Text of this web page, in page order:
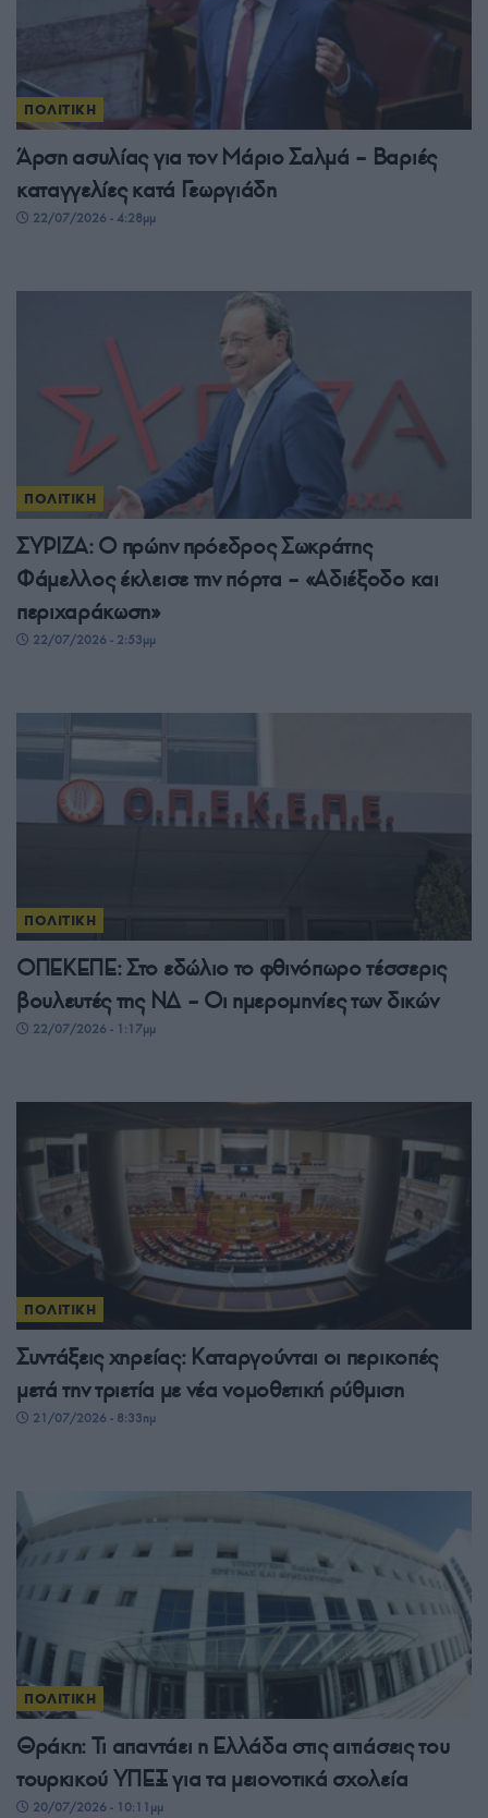
ΠΟΛΙΤΙΚΗ
Άρση ασυλίας για τον Μάριο Σαλμά – Βαριές
καταγγελίες κατά Γεωργιάδη
22/07/2026 - 4:28μμ
ΠΟΛΙΤΙΚΗ
ΣΥΡΙΖΑ: Ο πρώην πρόεδρος Σωκράτης
Φάμελλος έκλεισε την πόρτα – «Αδιέξοδο και
περιχαράκωση»
22/07/2026 - 2:53μμ
ΠΟΛΙΤΙΚΗ
ΟΠΕΚΕΠΕ: Στο εδώλιο το φθινόπωρο τέσσερις
βουλευτές της ΝΔ – Οι ημερομηνίες των δικών
22/07/2026 - 1:17μμ
ΠΟΛΙΤΙΚΗ
Συντάξεις χηρείας: Καταργούνται οι περικοπές
μετά την τριετία με νέα νομοθετική ρύθμιση
21/07/2026 - 8:33πμ
ΠΟΛΙΤΙΚΗ
Θράκη: Τι απαντάει η Ελλάδα στις αιτιάσεις του
τουρκικού ΥΠΕΞ για τα μειονοτικά σχολεία
20/07/2026 - 10:11μμ